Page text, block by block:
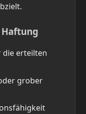
die erteilten
grober